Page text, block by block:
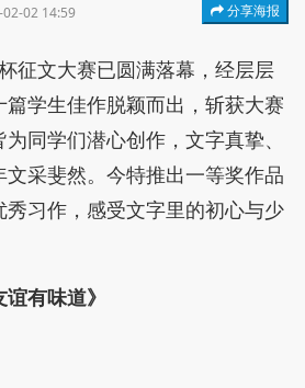
02 14:59 分享海报
征文大赛已圆满落幕，经层层
学生佳作脱颖而出，斩获大赛
同学们潜心创作，文字真挚、
采斐然。今特推出一等奖作品
习作，感受文字里的初心与少
有味道》